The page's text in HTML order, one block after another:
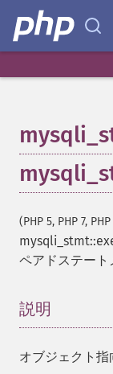
(PHP 5, PHP 7,
ペアドステート
説明
オブジェクト指